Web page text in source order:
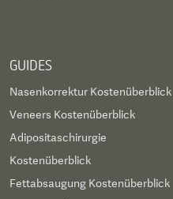
GUIDES
Nasenkorrektur Kostenüberblick
Veneers Kostenüberblick
Adipositaschirurgie
Kostenüberblick
Fettabsaugung Kostenüberblick